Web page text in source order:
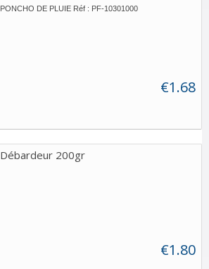
PONCHO DE PLUIE Réf : PF-10301000
€1.68
Débardeur 200gr
€1.80